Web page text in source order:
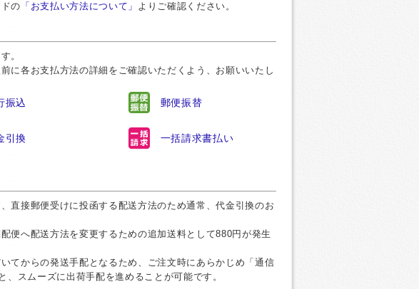
の 「お支払い方法について」 よりご確認ください。
。
に各お支払方法の詳細をご確認いただくよう、お願いいたし
振込 郵便振替
引換 一括請求書払い
直接郵便受けに投函する配送方法のため通常、代金引換のお
便へ配送方法を変更するための追加送料として880円が発生
てからの発送手配となるため、ご注文時にあらかじめ「通信
、スムーズに出荷手配を進めることが可能です。